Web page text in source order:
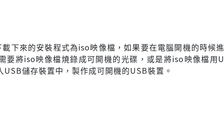
下來的安裝程式為iso映像檔，如果要在電腦開機的時候進
將iso映像檔燒錄成可開機的光碟，或是將iso映像檔用U
儲存裝置中，製作成可開機的USB裝置。